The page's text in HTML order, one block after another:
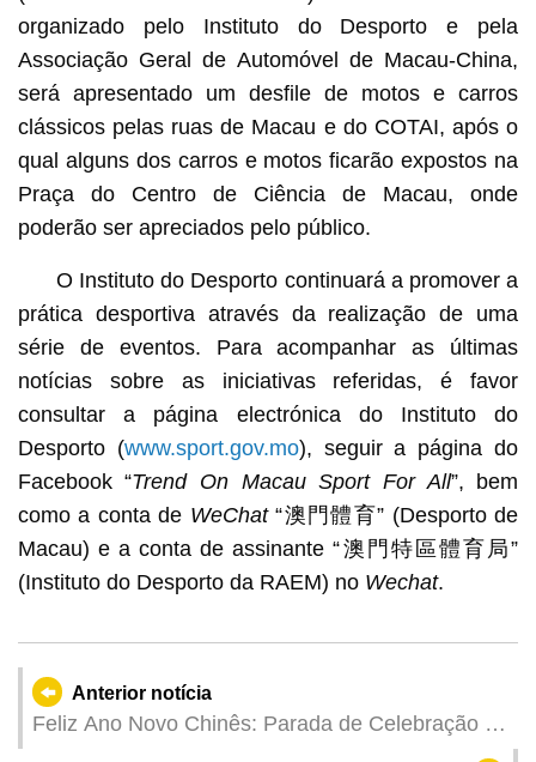
organizado pelo Instituto do Desporto e pela
Associação Geral de Automóvel de Macau-China,
será apresentado um desfile de motos e carros
clássicos pelas ruas de Macau e do COTAI, após o
qual alguns dos carros e motos ficarão expostos na
Praça do Centro de Ciência de Macau, onde
poderão ser apreciados pelo público.
O Instituto do Desporto continuará a promover a
prática desportiva através da realização de uma
série de eventos. Para acompanhar as últimas
notícias sobre as iniciativas referidas, é favor
consultar a página electrónica do Instituto do
Desporto (www.sport.gov.mo), seguir a página do
Facebook “Trend On Macau Sport For All”, bem
como a conta de WeChat“澳門體育” (Desporto de
Macau) e a conta de assinante “澳門特區體育局”
(Instituto do Desporto da RAEM) no Wechat.
Anterior notícia
Feliz Ano Novo Chinês: Parada de Celebração do